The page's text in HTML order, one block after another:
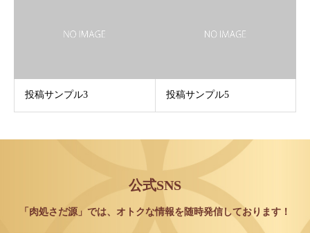
投稿サンプル3 投稿サンプル5
公式SNS
「肉処さだ源」では、オトクな情報を随時発信しております！